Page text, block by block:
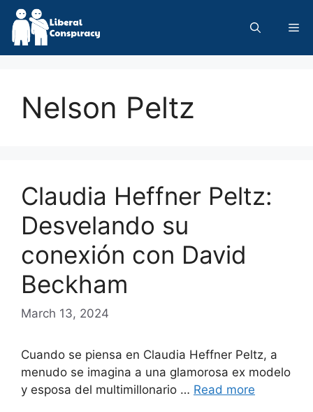
Skip
content
Nelson Peltz
Claudia Heffner Peltz:
Desvelando su
conexión con David
Beckham
March 13, 2024
Cuando se piensa en Claudia Heffner Peltz, a
menudo se imagina a una glamorosa ex modelo
y esposa del multimillonario … Read more